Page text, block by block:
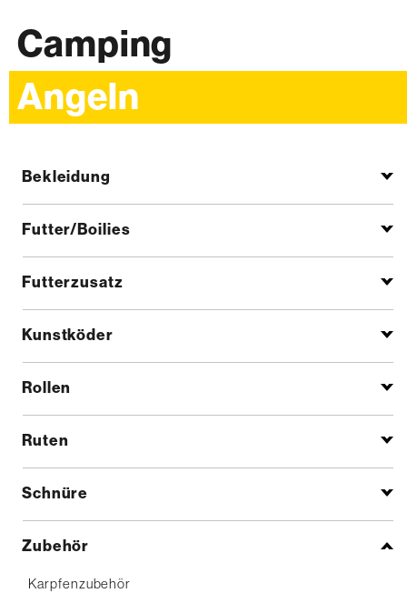
Camping
Angeln
Bekleidung
Futter/Boilies
Futterzusatz
Kunstköder
Rollen
Ruten
Schnüre
Zubehör
Karpfenzubehör